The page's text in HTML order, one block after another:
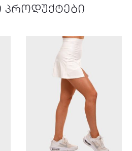
პროდუქტები